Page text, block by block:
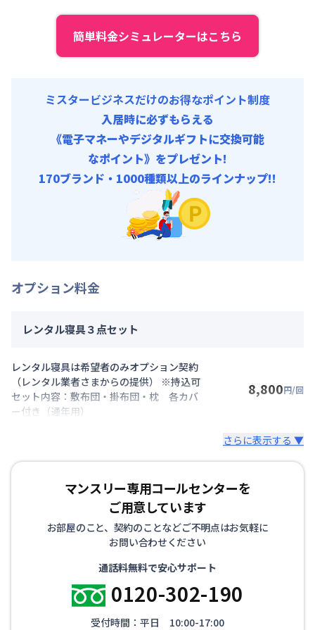
清掃料他 : 16,000円/回 (税抜)
:
スーパーショート利用時の料金詳細
月額賃料目安(30日利用)
光熱費他 : 24,000円/月 (800円/日) (税抜)
12,000円/回 (税抜)
その他費用 :
6,000円/月 (200円/日)
事務手数料 : 3,000円/回 (税抜)
簡単料金シミュレーターはこちら
ミスタービジネスだけのお得なポイント制度
入居時に必ずもらえる
《電子マネーやデジタルギフトに交換可能
なポイント》をプレゼント!
170ブランド・1000種類以上のラインナップ!!
オプション料金
レンタル寝具３点セット
レンタル寝具は希望者のみオプション契約
（レンタル業者さまからの提供） ※持込可
セット内容：敷布団・掛布団・枕 各カバ
ー付き（通年用）
8,800円/回
さらに表示する ▼
マンスリー専用コールセンターを
ご用意しています
お部屋のこと、契約のことなどご不明点はお気軽に
お問い合わせください
通話料無料で安心サポート
0120-302-190
受付時間：平日 10:00-17:00